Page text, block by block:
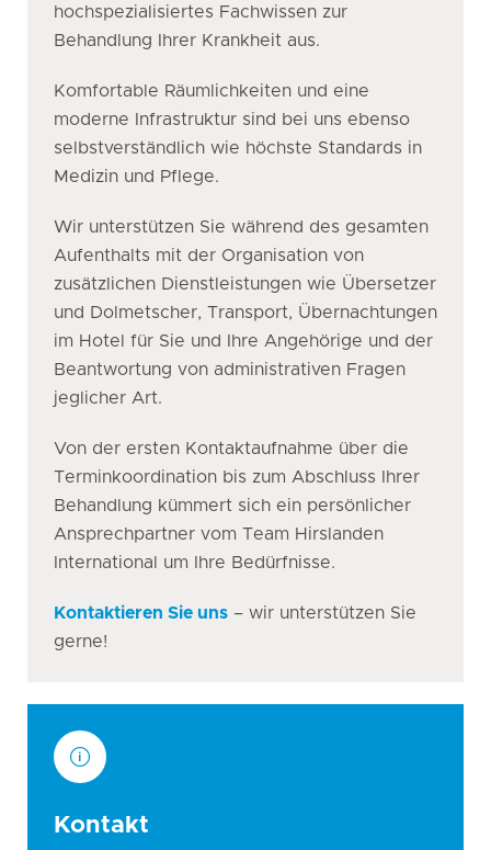
hochspezialisiertes Fachwissen zur
Behandlung Ihrer Krankheit aus.
Komfortable Räumlichkeiten und eine
moderne Infrastruktur sind bei uns ebenso
selbstverständlich wie höchste Standards in
Medizin und Pflege.
Wir unterstützen Sie während des gesamten
Aufenthalts mit der Organisation von
zusätzlichen Dienstleistungen wie Übersetzer
und Dolmetscher, Transport, Übernachtungen
im Hotel für Sie und Ihre Angehörige und der
Beantwortung von administrativen Fragen
jeglicher Art.
Von der ersten Kontaktaufnahme über die
Terminkoordination bis zum Abschluss Ihrer
Behandlung kümmert sich ein persönlicher
Ansprechpartner vom Team Hirslanden
International um Ihre Bedürfnisse.
Kontaktieren Sie uns – wir unterstützen Sie
gerne!
Kontakt